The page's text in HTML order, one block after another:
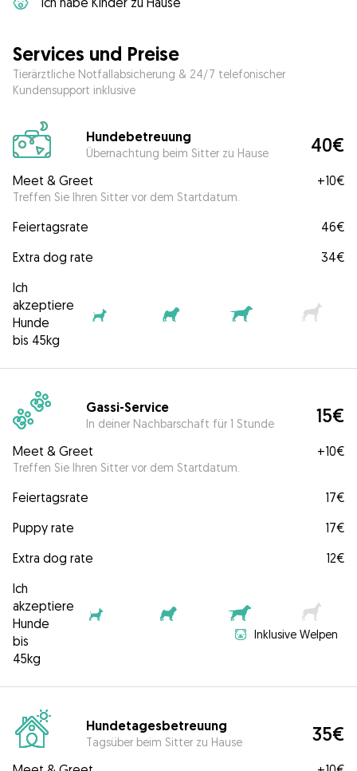
Services und Preise
Tierärztliche Notfallabsicherung & 24/7 telefonischer
Kundensupport inklusive
Hundebetreuung
Übernachtung beim Sitter zu Hause 40€
Meet & Greet
Treffen Sie Ihren Sitter vor dem Startdatum.
+10€
Feiertagsrate
46€
Extra dog rate
34€
Ich
akzeptiere
Hunde
bis 45kg
Gassi-Service
In deiner Nachbarschaft für 1 Stunde 15€
Meet & Greet
Treffen Sie Ihren Sitter vor dem Startdatum.
+10€
Feiertagsrate
17€
Puppy rate
17€
Extra dog rate
12€
Ich
akzeptiere
Hunde
bis
45kg
Inklusive Welpen
Hundetagesbetreuung
Tagsüber beim Sitter zu Hause 35€